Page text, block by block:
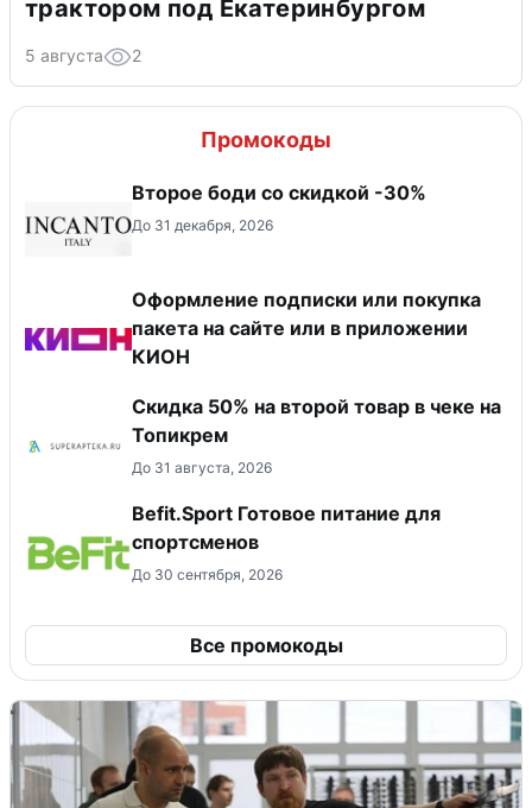
трактором под Екатеринбургом
5 августа 2
Промокоды
Второе боди со скидкой -30%
До 31 декабря, 2026
Оформление подписки или покупка
пакета на сайте или в приложении
КИОН
Скидка 50% на второй товар в чеке на
Топикрем
До 31 августа, 2026
Befit.Sport Готовое питание для
спортсменов
До 30 сентября, 2026
Все промокоды